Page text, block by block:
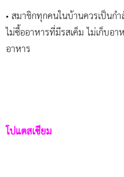
• สมาชิกทุกคนในบ้านควรเป็นกำ
ไม่ซื้ออาหารที่มีรสเค็ม ไม่เก็บอา
อาหาร
โปแตสเซียม